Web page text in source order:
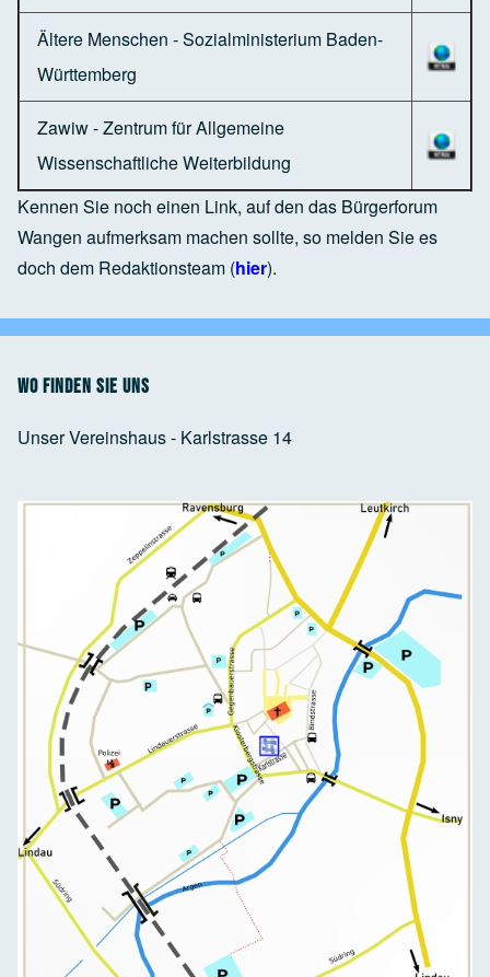
Ältere Menschen - Sozialministerium Baden-
Württemberg
Zawiw - Zentrum für Allgemeine
Wissenschaftliche Weiterbildung
Kennen Sie noch einen Link, auf den das Bürgerforum
Wangen aufmerksam machen sollte, so melden Sie es
doch dem Redaktionsteam (hier).
Wo finden Sie uns
Unser Vereinshaus - Karlstrasse 14